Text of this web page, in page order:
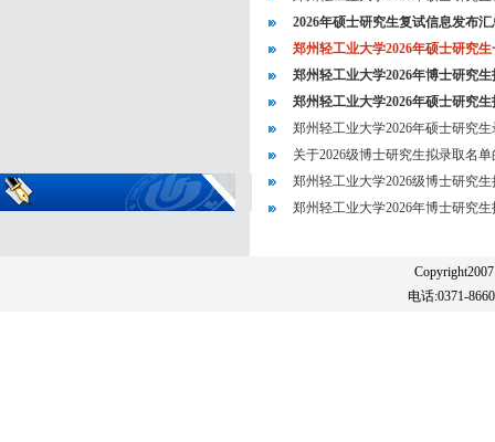
2026年硕士研究生复试信息发布
郑州轻工业大学2026年硕士研究
郑州轻工业大学2026年博士研究
郑州轻工业大学2026年硕士研究
郑州轻工业大学2026年硕士研究
关于2026级博士研究生拟录取名
郑州轻工业大学2026级博士研究
郑州轻工业大学2026年博士研究
电话:0371-